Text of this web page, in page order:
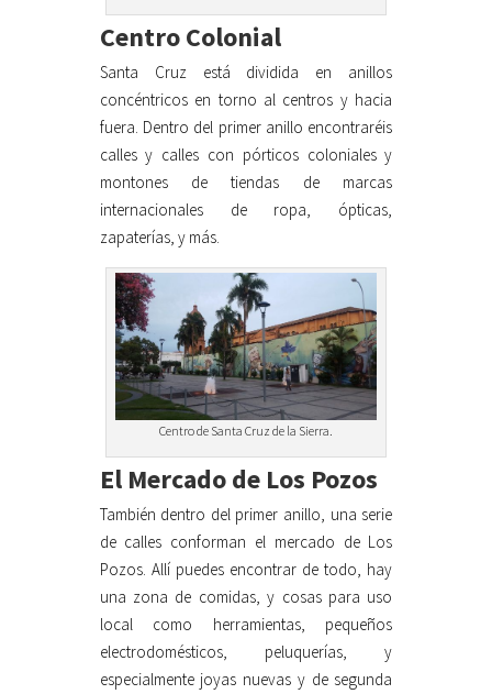
Centro Colonial
Santa Cruz está dividida en anillos
concéntricos en torno al centros y hacia
fuera. Dentro del primer anillo encontraréis
calles y calles con pórticos coloniales y
montones de tiendas de marcas
internacionales de ropa, ópticas,
zapaterías, y más.
Centro de Santa Cruz de la Sierra.
El Mercado de Los Pozos
También dentro del primer anillo, una serie
de calles conforman el mercado de Los
Pozos. Allí puedes encontrar de todo, hay
una zona de comidas, y cosas para uso
local como herramientas, pequeños
electrodomésticos, peluquerías, y
especialmente joyas nuevas y de segunda